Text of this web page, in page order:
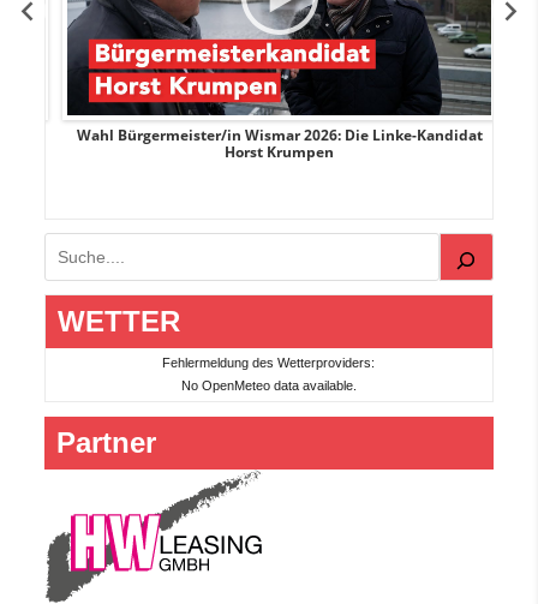
Wahl Bürgermeister/in Wismar 2026: Die Linke-Kandidat
Horst Krumpen
Suchen
WETTER
Fehlermeldung des Wetterproviders:
No OpenMeteo data available.
Partner